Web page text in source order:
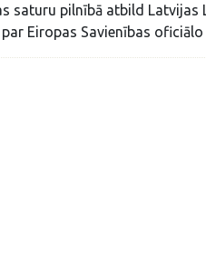
saturu pilnībā atbild Latvijas
Eiropas Savienības